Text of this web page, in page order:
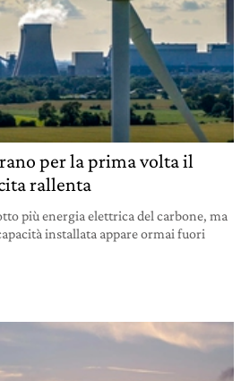
per la prima volta il
rallenta
più energia elettrica del carbone, ma
installata appare ormai fuori